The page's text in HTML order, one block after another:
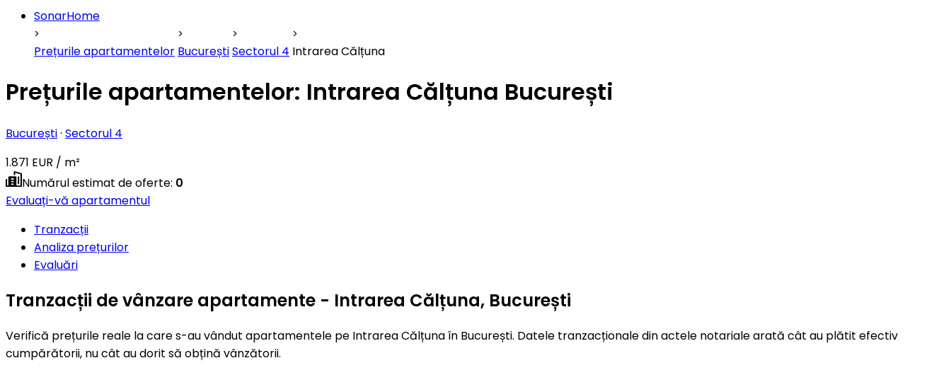
SonarHome
Prețurile apartamentelor BucureștiSectorul 4 Intrarea Călțuna
Prețurile apartamentelor: Intrarea Călțuna București
București· Sectorul 4
1.871 EUR / m²
Numărul estimat de oferte: 0
Evaluați-vă apartamentul
Tranzacții
Analiza prețurilor
Evaluări
Tranzacții de vânzare apartamente - Intrarea Călțuna, București
Verifică prețurile reale la care s-au vândut apartamentele pe Intrarea Călțuna în București. Datele tranzacționale din actele notariale arată cât au plătit efectiv
cumpărătorii, nu cât au dorit să obțină vânzătorii.